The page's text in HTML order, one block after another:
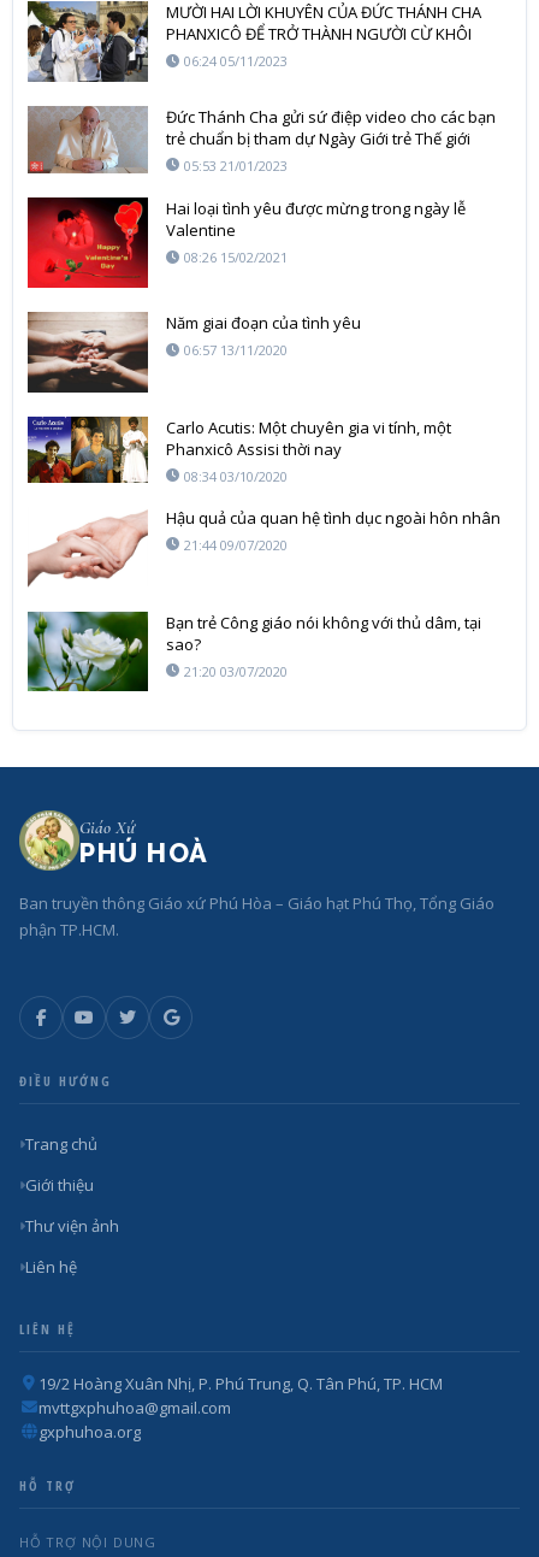
MƯỜI HAI LỜI KHUYÊN CỦA ĐỨC THÁNH CHA
PHANXICÔ ĐỂ TRỞ THÀNH NGƯỜI CỪ KHÔI
TRONG VIỆC LOAN BÁO TIN MỪNG
06:24 05/11/2023
Đức Thánh Cha gửi sứ điệp video cho các bạn
trẻ chuẩn bị tham dự Ngày Giới trẻ Thế giới
05:53 21/01/2023
Hai loại tình yêu được mừng trong ngày lễ
Valentine
08:26 15/02/2021
Năm giai đoạn của tình yêu
06:57 13/11/2020
Carlo Acutis: Một chuyên gia vi tính, một
Phanxicô Assisi thời nay
08:34 03/10/2020
Hậu quả của quan hệ tình dục ngoài hôn nhân
21:44 09/07/2020
Bạn trẻ Công giáo nói không với thủ dâm, tại
sao?
21:20 03/07/2020
Giáo Xứ
PHÚ HOÀ
Ban truyền thông Giáo xứ Phú Hòa – Giáo hạt Phú Thọ, Tổng Giáo
phận TP.HCM.
ĐIỀU HƯỚNG
Trang chủ
Giới thiệu
Thư viện ảnh
Liên hệ
LIÊN HỆ
19/2 Hoàng Xuân Nhị, P. Phú Trung, Q. Tân Phú, TP. HCM
mvttgxphuhoa@gmail.com
gxphuhoa.org
HỖ TRỢ
HỖ TRỢ NỘI DUNG